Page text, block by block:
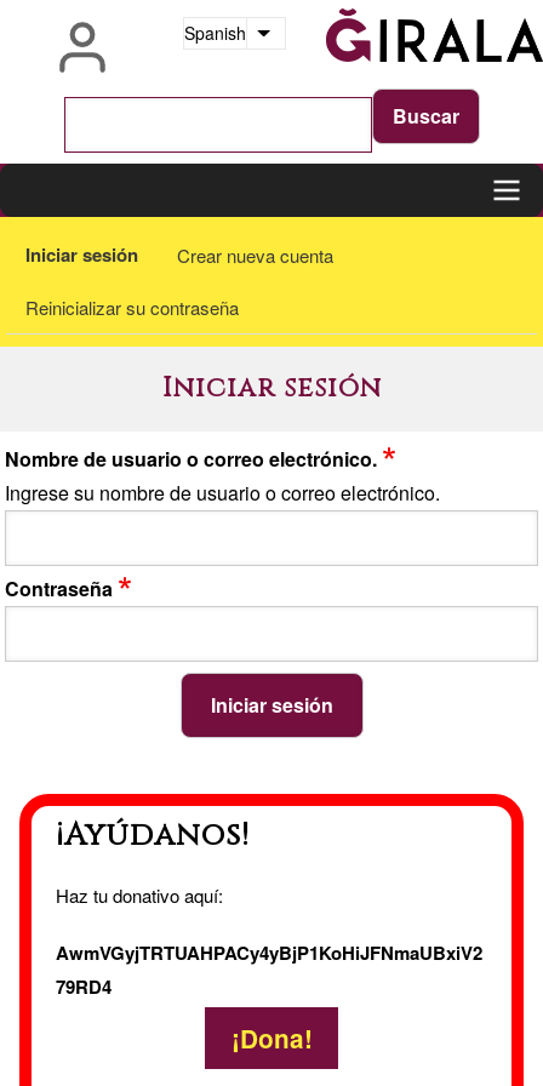
Spanish Lista adicional de acciones
Main
Solapas
Iniciar sesión Crear nueva cuenta
Reinicializar su contraseña
Iniciar sesión
Nombre de usuario o correo electrónico.
Ingrese su nombre de usuario o correo electrónico.
Contraseña
¡Ayúdanos!
Haz tu donativo aquí:
AwmVGyjTRTUAHPACy4yBjP1KoHiJFNmaUBxiV2
79RD4
¡Dona!